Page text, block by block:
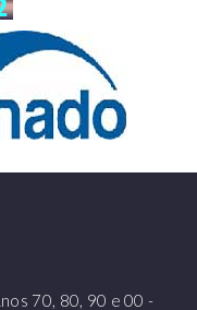
70, 80, 90 e 00 -